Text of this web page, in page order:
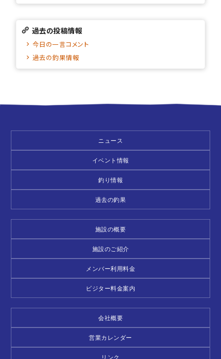
過去の投稿情報
今日の一言コメント
過去の釣果情報
ニュース
イベント情報
釣り情報
過去の釣果
施設の概要
施設のご紹介
メンバー利用料金
ビジター料金案内
会社概要
営業カレンダー
リンク